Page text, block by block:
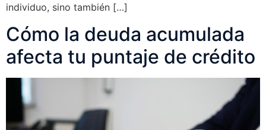
individuo, sino también […]
Cómo la deuda acumulada
afecta tu puntaje de crédito